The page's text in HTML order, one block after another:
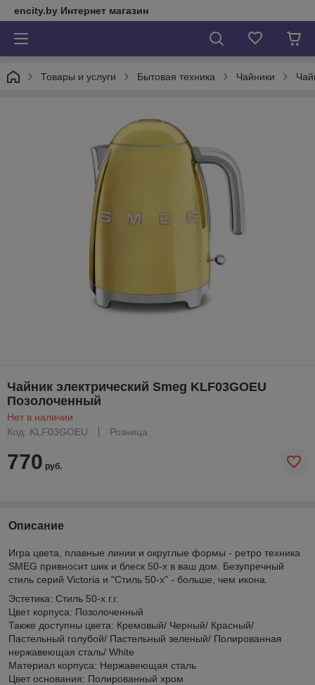
encity.by Интернет магазин
Товары и услуги Бытовая техника Чайники
Чайник электрический Smeg KLF03GOEU
Позолоченный
Нет в наличии
Код: KLF03GOEU
Розница
770 руб.
Описание
Игра цвета, плавные линии и округлые формы - ретро техника
SMEG привносит шик и блеск 50-х в ваш дом. Безупречный
стиль серий Victoria и "Стиль 50-х" - больше, чем икона.
Эстетика: Стиль 50-х г.г.
Цвет корпуса: Позолоченный
Также доступны цвета: Кремовый/ Черный/ Красный/
Пастельный голубой/ Пастельный зеленый/ Полированная
нержавеющая сталь/ White
Материал корпуса: Нержавеющая сталь
Цвет основания: Полированный хром